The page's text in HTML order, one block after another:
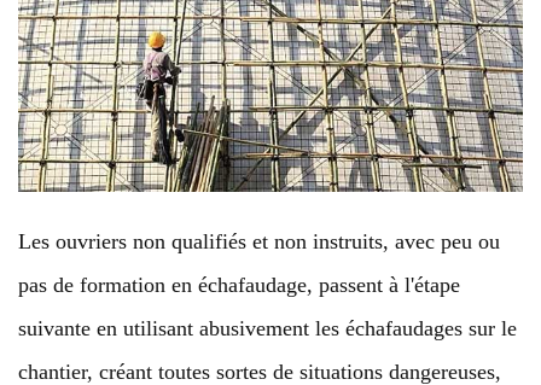
Les ouvriers non qualifiés et non instruits, avec peu ou
pas de formation en échafaudage, passent à l'étape
suivante en utilisant abusivement les échafaudages sur le
chantier, créant toutes sortes de situations dangereuses,